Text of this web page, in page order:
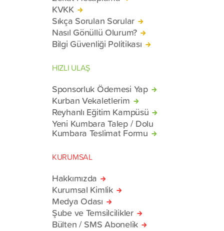
KVKK
Sıkça Sorulan Sorular
Nasıl Gönüllü Olurum?
Bilgi Güvenliği Politikası
HIZLI ULAŞ
Sponsorluk Ödemesi Yap
Kurban Vekaletlerim
Reyhanlı Eğitim Kampüsü
Yeni Kumbara Talep / Dolu
Kumbara Teslimat Formu
KURUMSAL
Hakkımızda
Kurumsal Kimlik
Medya Odası
Şube ve Temsilcilikler
Bülten / SMS Abonelik